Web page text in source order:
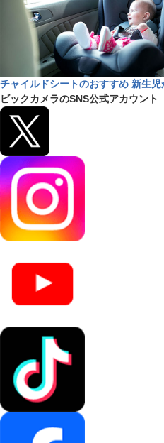
チャイルドシートのおすすめ 新生
ビックカメラのSNS公式アカウント